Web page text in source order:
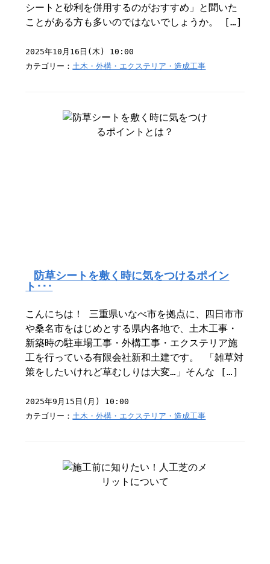
シートと砂利を併用するのがおすすめ」と聞いた
ことがある方も多いのではないでしょうか。 […]
2025年10月16日(木) 10:00
カテゴリー：土木・外構・エクステリア・造成工事
防草シートを敷く時に気をつけるポイン
ト･･･
こんにちは！ 三重県いなべ市を拠点に、四日市市
や桑名市をはじめとする県内各地で、土木工事・
新築時の駐車場工事・外構工事・エクステリア施
工を行っている有限会社新和土建です。 「雑草対
策をしたいけれど草むしりは大変…」そんな […]
2025年9月15日(月) 10:00
カテゴリー：土木・外構・エクステリア・造成工事